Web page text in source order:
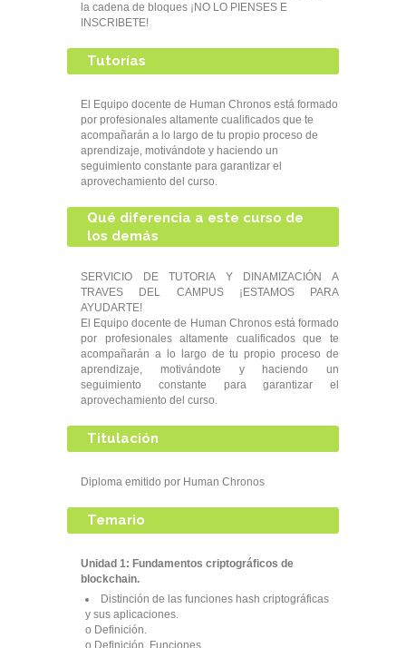
la cadena de bloques ¡NO LO PIENSES E
INSCRIBETE!
Tutorías
El Equipo docente de Human Chronos está formado
por profesionales altamente cualificados que te
acompañarán a lo largo de tu propio proceso de
aprendizaje, motivándote y haciendo un
seguimiento constante para garantizar el
aprovechamiento del curso.
Qué diferencia a este curso de
los demás
SERVICIO DE TUTORIA Y DINAMIZACIÓN A
TRAVES DEL CAMPUS ¡ESTAMOS PARA
AYUDARTE!
El Equipo docente de Human Chronos está formado
por profesionales altamente cualificados que te
acompañarán a lo largo de tu propio proceso de
aprendizaje, motivándote y haciendo un
seguimiento constante para garantizar el
aprovechamiento del curso.
Titulación
Diploma emitido por Human Chronos
Temario
Unidad 1: Fundamentos criptográficos de
blockchain.
Distinción de las funciones hash criptográficas
y sus aplicaciones.
o Definición.
o Definición. Funciones.